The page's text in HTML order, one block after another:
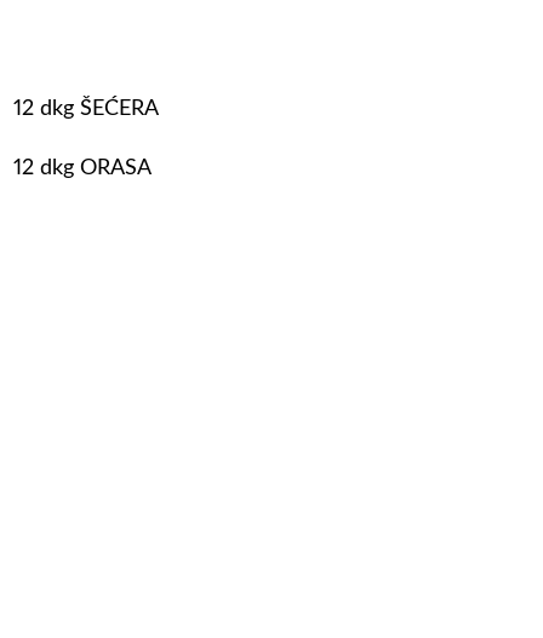
12 dkg ŠEĆERA
12 dkg ORASA